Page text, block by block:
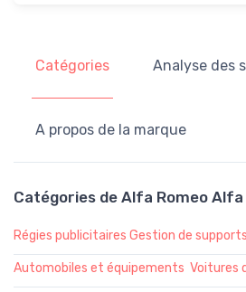
Catégories Analyse des
A propos de la marque
Catégories de Alfa Romeo Alfa
Régies publicitaires Gestion de supports
Automobiles et équipements Voitures